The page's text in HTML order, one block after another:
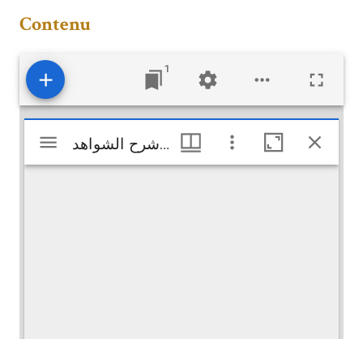
Contenu
1
Visualiseur
Mirador
فرائد القلائد في مختصر شرح الشواهد